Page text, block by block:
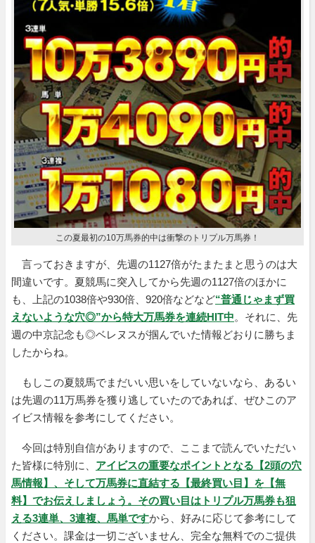
この夏最初の10万馬券的中は衝撃のトリプル万馬券！
言っておきますが、先週の1127倍がたまたまと思うのは大
間違いです。夏競馬に突入してから先週の1127倍のほかに
も、上記の1038倍や930倍、920倍などなど“普通じゃまず買
えないような穴◎”から特大万馬券を連続HIT中。それに、先
週の中京記念も◎ベレヌスが掴んでいた情報どおりに勝ちま
したからね。
もしこの夏競馬でまだいい思いをしていないなら、あるい
は先週の11万馬券を獲り逃していたのであれば、ぜひこのア
イビス情報を参考にしてください。
今回は特別自信がありますので、ここまで読んでいただい
た皆様に特別に、 アイビスの重要なポイントとなる【2頭の穴
馬情報】、そして万馬券に直結する【最終買い目】を【無
料】でお伝えしましょう。その買い目はトリプル万馬券も狙
える3連単、3連複、馬単ですから、好みに応じて参考にして
ください。課金は一切ございません、完全な無料でのご提供